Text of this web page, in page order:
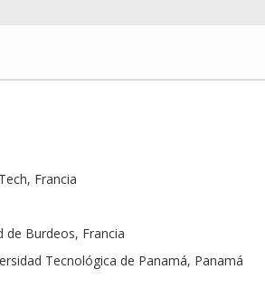
Francia
de Burdeos, Francia
Tecnológica de Panamá, Panamá